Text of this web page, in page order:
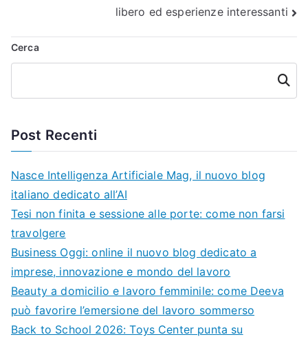
libero ed esperienze interessanti
Cerca
Cerca
Post Recenti
Nasce Intelligenza Artificiale Mag, il nuovo blog
italiano dedicato all’AI
Tesi non finita e sessione alle porte: come non farsi
travolgere
Business Oggi: online il nuovo blog dedicato a
imprese, innovazione e mondo del lavoro
Beauty a domicilio e lavoro femminile: come Deeva
può favorire l’emersione del lavoro sommerso
Back to School 2026: Toys Center punta su